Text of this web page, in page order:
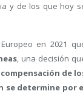
y de los que hoy
en 2021
, una decisión
de
se determine por